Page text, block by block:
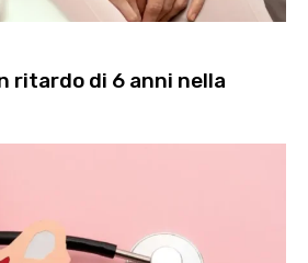
ritardo di 6 anni nella